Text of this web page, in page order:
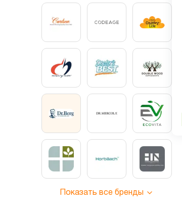
Показать все бренды